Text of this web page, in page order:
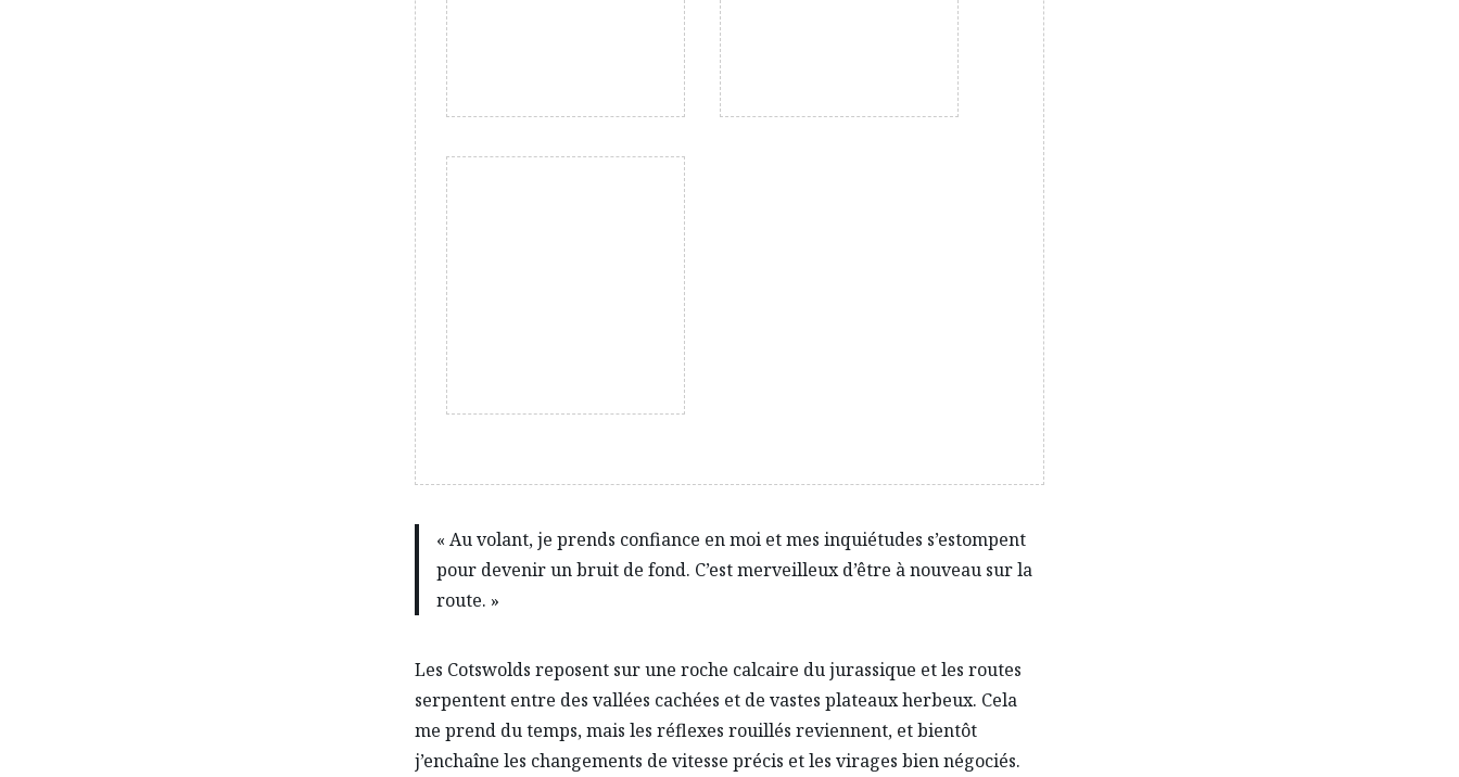
« Au volant, je prends confiance en moi et mes inquiétudes s’estompent
pour devenir un bruit de fond. C’est merveilleux d’être à nouveau sur la
route. »
Les Cotswolds reposent sur une roche calcaire du jurassique et les routes
serpentent entre des vallées cachées et de vastes plateaux herbeux. Cela
me prend du temps, mais les réflexes rouillés reviennent, et bientôt
j’enchaîne les changements de vitesse précis et les virages bien négociés.